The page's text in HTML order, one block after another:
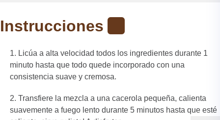
Instrucciones
Licúa a alta velocidad todos los ingredientes durante 1
minuto hasta que todo quede incorporado con una
consistencia suave y cremosa.
Transfiere la mezcla a una cacerola pequeña, calienta
suavemente a fuego lento durante 5 minutos hasta que esté